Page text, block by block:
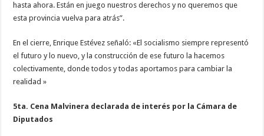
hasta ahora. Están en juego nuestros derechos y no queremos que
esta provincia vuelva para atrás”.
En el cierre, Enrique Estévez señaló: «El socialismo siempre representó
el futuro y lo nuevo, y la construcción de ese futuro la hacemos
colectivamente, donde todos y todas aportamos para cambiar la
realidad »
5ta. Cena Malvinera declarada de interés por la Cámara de
Diputados